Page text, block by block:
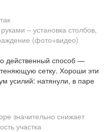
действенный способ —
сетку. Хороши эти
усилий: натянули, в паре
значительно снижает
участка